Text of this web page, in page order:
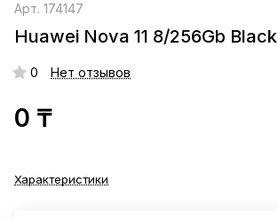
Арт. 174147
Huawei Nova 11 8/256Gb Black
0 Нет отзывов
0 ₸
Характеристики